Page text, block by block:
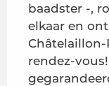
baadster -,
elkaar en
rendez-